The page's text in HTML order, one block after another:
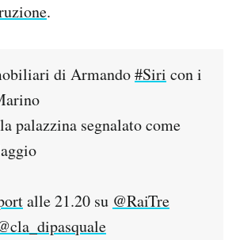
.
di Armando#Siri con i
palazzina segnalato come
alle 21.20 su @RaiTre